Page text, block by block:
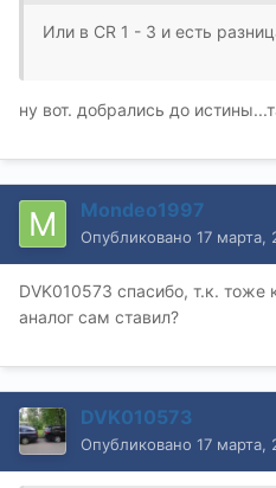
Или в СR 1 - 3 и есть
ну вот. добрались до
Mondeo1997
Опубликовано 17 марта,
DVK010573 спасибо, т.к. тоже
аналог сам ставил?
DVK010573
Опубликовано 17 марта,